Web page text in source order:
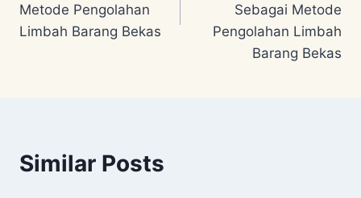
Metode Pengolahan
Limbah Barang Bekas
Sebagai Metode
Pengolahan Limbah
Barang Bekas
Similar Posts